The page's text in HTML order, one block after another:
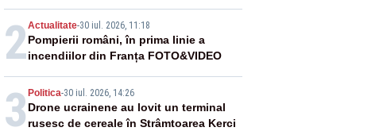
2Actualitate-30 iul. 2026, 11:18
Pompierii români, în prima linie a
incendiilor din Franța FOTO&VIDEO
3 Politica-30 iul. 2026, 14:26
Drone ucrainene au lovit un terminal
rusesc de cereale în Strâmtoarea Kerci